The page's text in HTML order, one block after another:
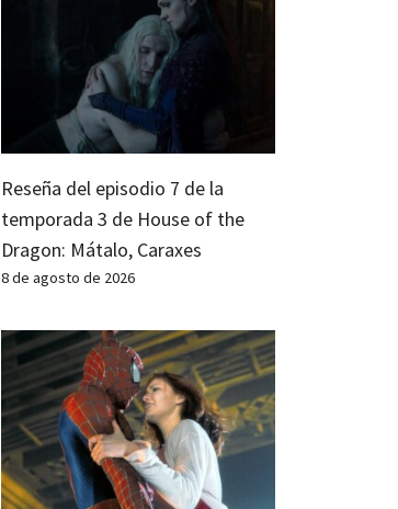
Reseña del episodio 7 de la
temporada 3 de House of the
Dragon: Mátalo, Caraxes
8 de agosto de 2026